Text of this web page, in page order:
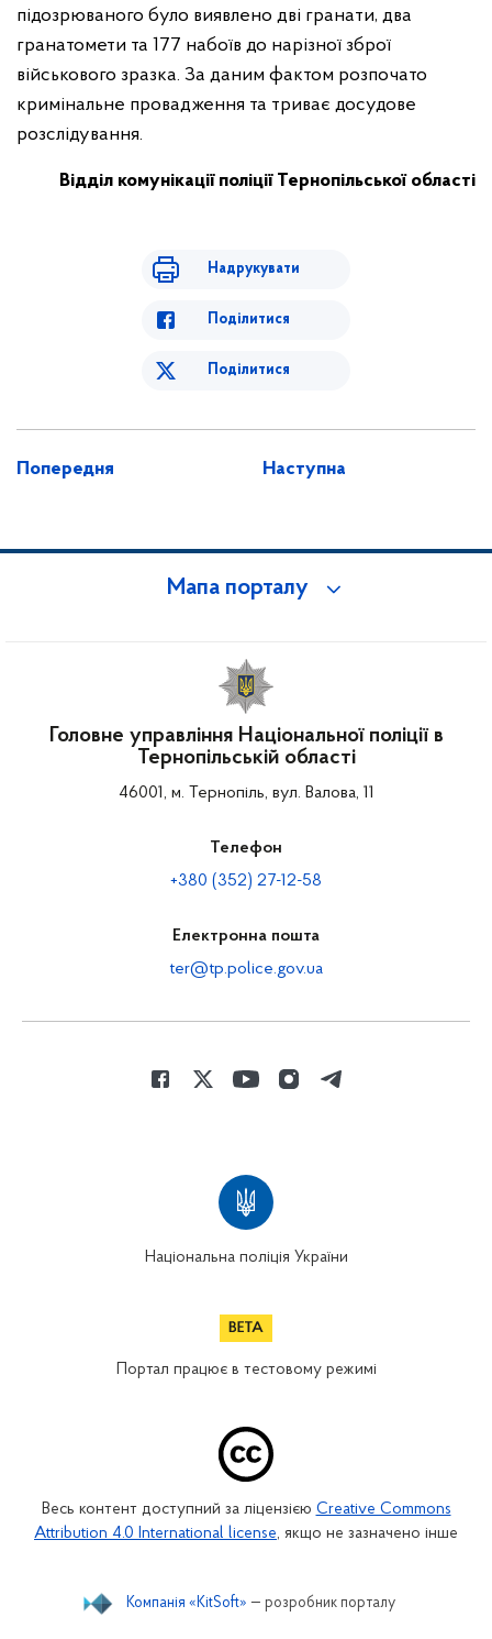
підозрюваного було виявлено дві гранати, два
гранатомети та 177 набоїв до нарізної зброї
військового зразка. За даним фактом розпочато
кримінальне провадження та триває досудове
розслідування.
Відділ комунікації поліції Тернопільської області
Надрукувати
Поділитися
Поділитися
Попередня Наступна
Мапа порталу
Головне управління Національної поліції в
Тернопільській області
46001, м. Тернопіль, вул. Валова, 11
Телефон
+380 (352) 27-12-58
Електронна пошта
ter@tp.police.gov.ua
Національна поліція України
Портал працює в тестовому режимі
Весь контент доступний за ліцензією Creative Commons
Attribution 4.0 International license, якщо не зазначено інше
Компанія «KitSoft» — розробник порталу